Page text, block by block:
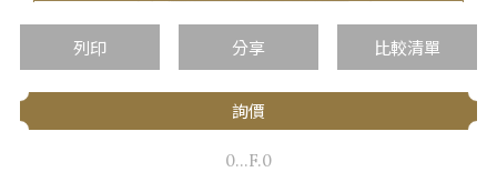
列印 分享 比較清單
詢價
0...F.0